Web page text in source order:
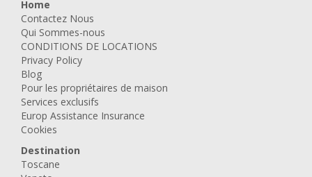
Home
Contactez Nous
Qui Sommes-nous
CONDITIONS DE LOCATIONS
Privacy Policy
Blog
Pour les propriétaires de maison
Services exclusifs
Europ Assistance Insurance
Cookies
Destination
Toscane